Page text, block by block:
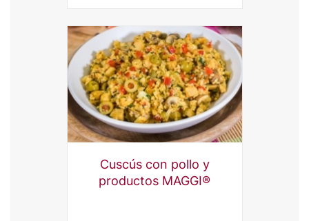
Con
Carne
y
Frijoles
Chef-
mate®
Cuscús con pollo y
productos MAGGI®